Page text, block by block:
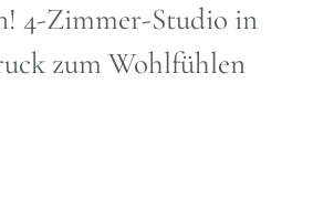
4-Zimmer-Studio in
zum Wohlfühlen